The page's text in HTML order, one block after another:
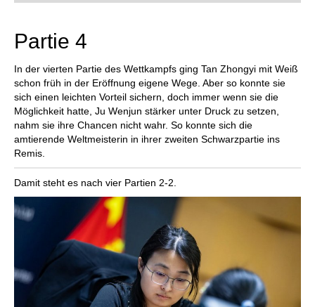
individueller als je zuvor.
Partie 4
In der vierten Partie des Wettkampfs ging Tan Zhongyi mit Weiß
schon früh in der Eröffnung eigene Wege. Aber so konnte sie
sich einen leichten Vorteil sichern, doch immer wenn sie die
Möglichkeit hatte, Ju Wenjun stärker unter Druck zu setzen,
nahm sie ihre Chancen nicht wahr. So konnte sich die
amtierende Weltmeisterin in ihrer zweiten Schwarzpartie ins
Remis.
Damit steht es nach vier Partien 2-2.